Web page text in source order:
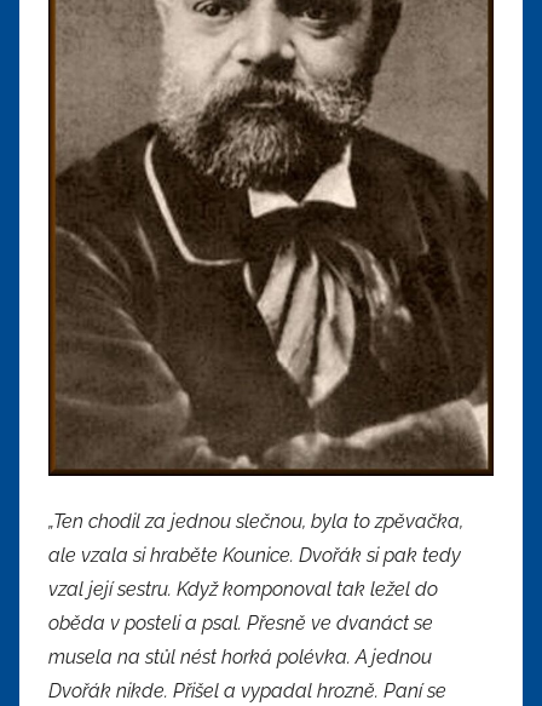
„Ten chodil za jednou slečnou, byla to zpěvačka,
ale vzala si hraběte Kounice. Dvořák si pak tedy
vzal její sestru. Když komponoval tak ležel do
oběda v posteli a psal. Přesně ve dvanáct se
musela na stůl nést horká polévka. A jednou
Dvořák nikde. Přišel a vypadal hrozně. Paní se